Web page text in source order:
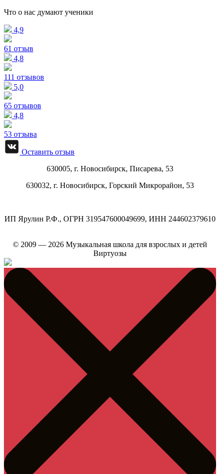
Что о нас думают ученики
4,9
61 отзыв
4,8
111 отзывов
5,0
65 отзывов
4,8
53 отзыва
Оставить отзыв
630005, г. Новосибирск, Писарева, 53
630032, г. Новосибирск, Горский Микрорайон, 53
ИП Ярулин Р.Ф., ОГРН 319547600049699, ИНН 244602379610
© 2009 — 2026 Музыкальная школа для взрослых и детей
Виртуозы